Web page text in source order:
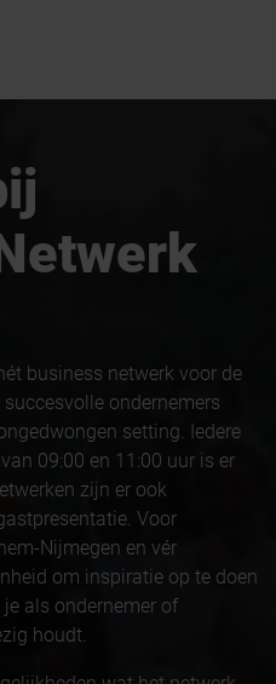
business netwerk voor de
ondernemers
setting. Iedere
van 09:00 en 11:00 uur is er
zijn er ook
Voor
Nijmegen en vér
om inspiratie op te doen
als ondernemer of
houdt.